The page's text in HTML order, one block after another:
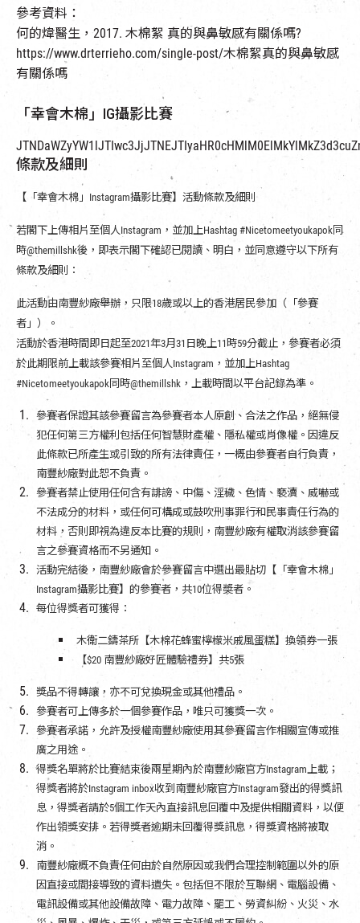
參考資料：
何的煒醫生，2017. 木棉絮 真的與鼻敏感有關係嗎?
https://www.drterrieho.com/single-post/木棉絮真的與鼻敏感
有關係嗎
「幸會木棉」IG攝影比賽
條款及細則
【「幸會木棉」Instagram攝影比賽】活動條款及細則
若閣下上傳相片至個人Instagram，並加上Hashtag #Nicetomeetyoukapok同
時@themillshk後，即表示閣下確認已閱讀、明白，並同意遵守以下所有
條款及細則：
此活動由南豐紗廠舉辦，只限18歲或以上的香港居民參加（「參賽
者」）。
活動於香港時間即日起至2021年3月31日晚上11時59分截止，參賽者必須
於此期限前上載該參賽相片至個人Instagram，並加上Hashtag
#Nicetomeetyoukapok同時@themillshk，上載時間以平台記錄為準。
參賽者保證其該參賽留言為參賽者本人原創、合法之作品，絕無侵
犯任何第三方權利包括任何智慧財產權、隱私權或肖像權。因違反
此條款已所產生或引致的所有法律責任，一概由參賽者自行負責，
南豐紗廠對此恕不負責。
參賽者禁止使用任何含有誹謗、中傷、淫穢、色情、褻瀆、威嚇或
不法成分的材料，或任何可構成或鼓吹刑事罪行和民事責任行為的
材料，否則即視為違反本比賽的規則，南豐紗廠有權取消該參賽留
言之參賽資格而不另通知。
活動完結後，南豐紗廠會於參賽留言中選出最貼切【「幸會木棉」
Instagram攝影比賽】的參賽者，共10位得奬者。
每位得獎者可獲得：
木衛二鑄茶所【木棉花蜂蜜檸檬米戚風蛋糕】換領券一張
【$20 南豐紗廠好匠體驗禮券】共5張
獎品不得轉讓，亦不可兌換現金或其他禮品。
參賽者可上傳多於一個參賽作品，唯只可獲獎一次。
參賽者承諾，允許及授權南豐紗廠使用其參賽留言作相關宣傳或推
廣之用途。
得獎名單將於比賽結束後兩星期內於南豐紗廠官方Instagram上載；
得獎者將於Instagram inbox收到南豐紗廠官方Instagram發出的得獎訊
息，得獎者請於5個工作天內直接訊息回覆中及提供相關資料，以便
作出領獎安排。若得獎者逾期未回覆得獎訊息，得獎資格將被取
消。
南豐紗廠概不負責任何由於自然原因或我們合理控制範圍以外的原
因直接或間接導致的資料遺失。包括但不限於互聯網、電腦設備、
電訊設備或其他設備故障、電力故障、罷工、勞資糾紛、火災、水